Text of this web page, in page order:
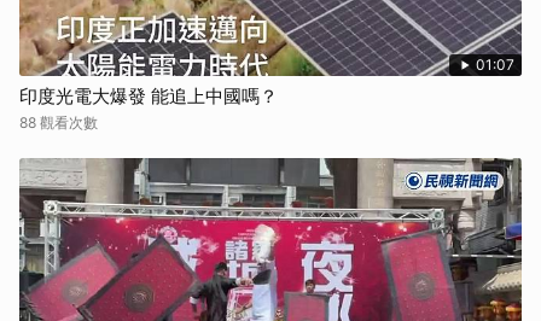
01:07
印度光電大爆發 能追上中國嗎？
88 觀看次數